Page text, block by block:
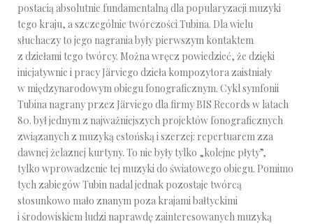
postacią absolutnie fundamentalną dla popularyzacji muzyki
tego kraju, a szczególnie twórczości Tubina. Dla wielu
słuchaczy to jego nagrania były pierwszym kontaktem
z dziełami tego twórcy. Można wręcz powiedzieć, że dzięki
inicjatywnie i pracy Järviego dzieła kompozytora zaistniały
w międzynarodowym obiegu fonograficznym. Cykl symfonii
Tubina nagrany przez Järviego dla firmy BIS Records w latach
80. był jednym z najważniejszych projektów fonograficznych
związanych z muzyką estońską i szerzej: repertuarem zza
dawnej żelaznej kurtyny. To nie były tylko „kolejne płyty”,
tylko wprowadzenie tej muzyki do światowego obiegu. Pomimo
tych zabiegów Tubin nadal jednak pozostaje twórcą
stosunkowo mało znanym poza krajami bałtyckimi
i środowiskiem ludzi naprawdę zainteresowanych muzyką